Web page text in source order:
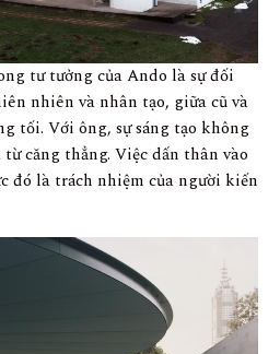
tư tưởng của Ando là sự đối
nhiên và nhân tạo, giữa cũ và
tối. Với ông, sự sáng tạo không
căng thẳng. Việc dấn thân vào
đó là trách nhiệm của người kiến